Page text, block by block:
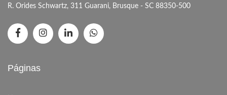
R. Orides Schwartz, 311 Guarani, Brusque - SC 88350-500
Páginas